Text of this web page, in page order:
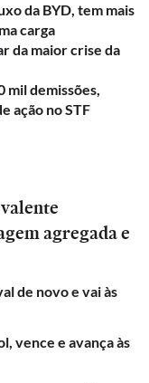
da BYD, tem mais
carga
da maior crise da
mil demissões,
ação no STF
agregada e
de novo e vai às
vence e avança às